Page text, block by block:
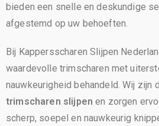
bieden een snelle en deskundige
afgestemd op uw behoeften.
Bij Kappersscharen Slijpen
waardevolle trimscharen met
nauwkeurigheid behandeld. Wij zijn
trimscharen slijpen en zorgen
scherp, soepel en nauwkeurig